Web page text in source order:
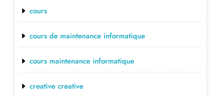
cours
cours de maintenance informatique
cours maintenance informatique
creative creative